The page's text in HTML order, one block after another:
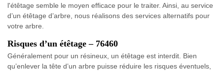
l'étêtage semble le moyen efficace pour le traiter. Ainsi, au service
d’un étêtage d’arbre, nous réalisons des services alternatifs pour
votre arbre.
Risques d’un étêtage – 76460
Généralement pour un résineux, un étêtage est interdit. Bien
qu’enlever la tête d’un arbre puisse réduire les risques éventuels,